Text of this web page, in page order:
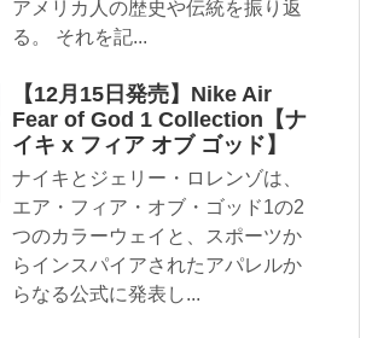
アメリカ人の歴史や伝統を振り返
る。 それを記...
【12月15日発売】Nike Air
Fear of God 1 Collection【ナ
イキ x フィア オブ ゴッド】
ナイキとジェリー・ロレンゾは、
エア・フィア・オブ・ゴッド1の2
つのカラーウェイと、スポーツか
らインスパイアされたアパレルか
らなる公式に発表し...